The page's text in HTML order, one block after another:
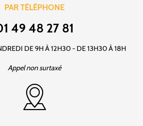
PAR TÉLÉPHONE
49 48 27 81
DE 9H À 12H30 - DE 13H30 À 18H
Appel non surtaxé